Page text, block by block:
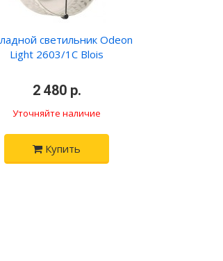
светильник Odeon
Light 2603/1C Blois
2 480 р.
Уточняйте наличие
Купить